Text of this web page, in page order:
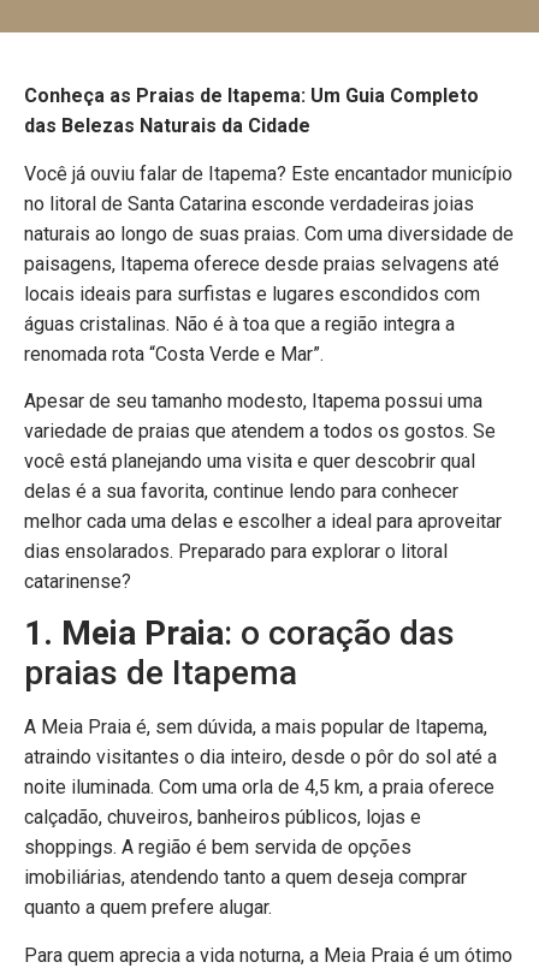
Conheça as Praias de Itapema: Um Guia Completo
das Belezas Naturais da Cidade
Você já ouviu falar de Itapema? Este encantador município
no litoral de Santa Catarina esconde verdadeiras joias
naturais ao longo de suas praias. Com uma diversidade de
paisagens, Itapema oferece desde praias selvagens até
locais ideais para surfistas e lugares escondidos com
águas cristalinas. Não é à toa que a região integra a
renomada rota “Costa Verde e Mar”.
Apesar de seu tamanho modesto, Itapema possui uma
variedade de praias que atendem a todos os gostos. Se
você está planejando uma visita e quer descobrir qual
delas é a sua favorita, continue lendo para conhecer
melhor cada uma delas e escolher a ideal para aproveitar
dias ensolarados. Preparado para explorar o litoral
catarinense?
1. Meia Praia: o coração das
praias de Itapema
A Meia Praia é, sem dúvida, a mais popular de Itapema,
atraindo visitantes o dia inteiro, desde o pôr do sol até a
noite iluminada. Com uma orla de 4,5 km, a praia oferece
calçadão, chuveiros, banheiros públicos, lojas e
shoppings. A região é bem servida de opções
imobiliárias, atendendo tanto a quem deseja comprar
quanto a quem prefere alugar.
Para quem aprecia a vida noturna, a Meia Praia é um ótimo